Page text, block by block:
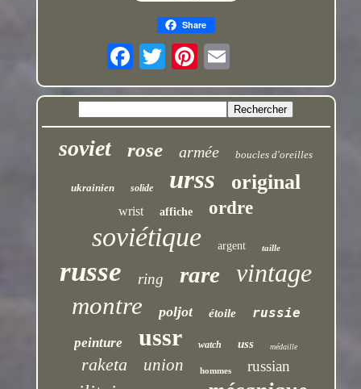
Share
soviet rose armée boucles d'oreilles
ukrainien solide urss original
wrist affiche ordre
soviétique argent taille
russe ring rare vintage
montre poljot étoile
russie
peinture
ussr watch uss médaille
raketa union hommes russian